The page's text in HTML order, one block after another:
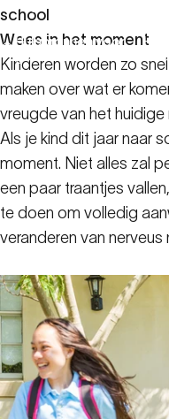
Hulpbronnen voor
gezinnen
school
Wees in het moment
Kinderen worden zo
maken over wat er
vreugde van het
Als je kind dit jaar naar
moment. Niet alles zal
een paar traantjes
te doen om volledig
veranderen van